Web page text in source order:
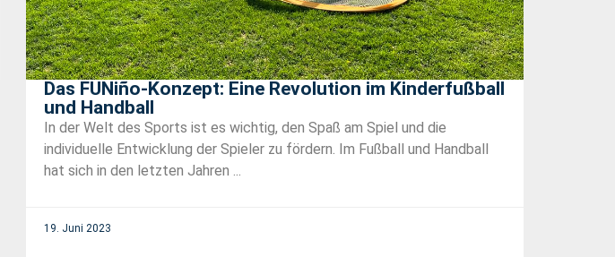
Das FUNiño-Konzept: Eine Revolution im Kinderfußball
und Handball
In der Welt des Sports ist es wichtig, den Spaß am Spiel und die
individuelle Entwicklung der Spieler zu fördern. Im Fußball und Handball
hat sich in den letzten Jahren ...
19. Juni 2023